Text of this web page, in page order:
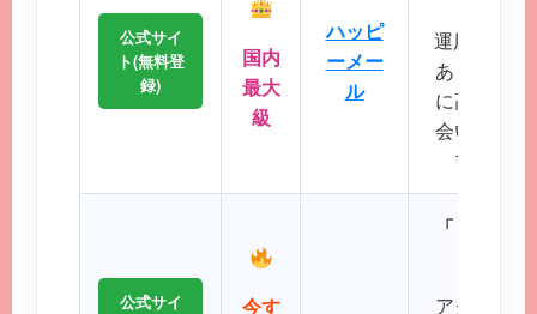
公式サイ
ト(無料登
録)
国内
最大
級
ハッピ
ーメー
ル
運用歴20
あり、マ
に高く、
会いが期
プクラ
公式サイ
今す
「リアル
アクティ